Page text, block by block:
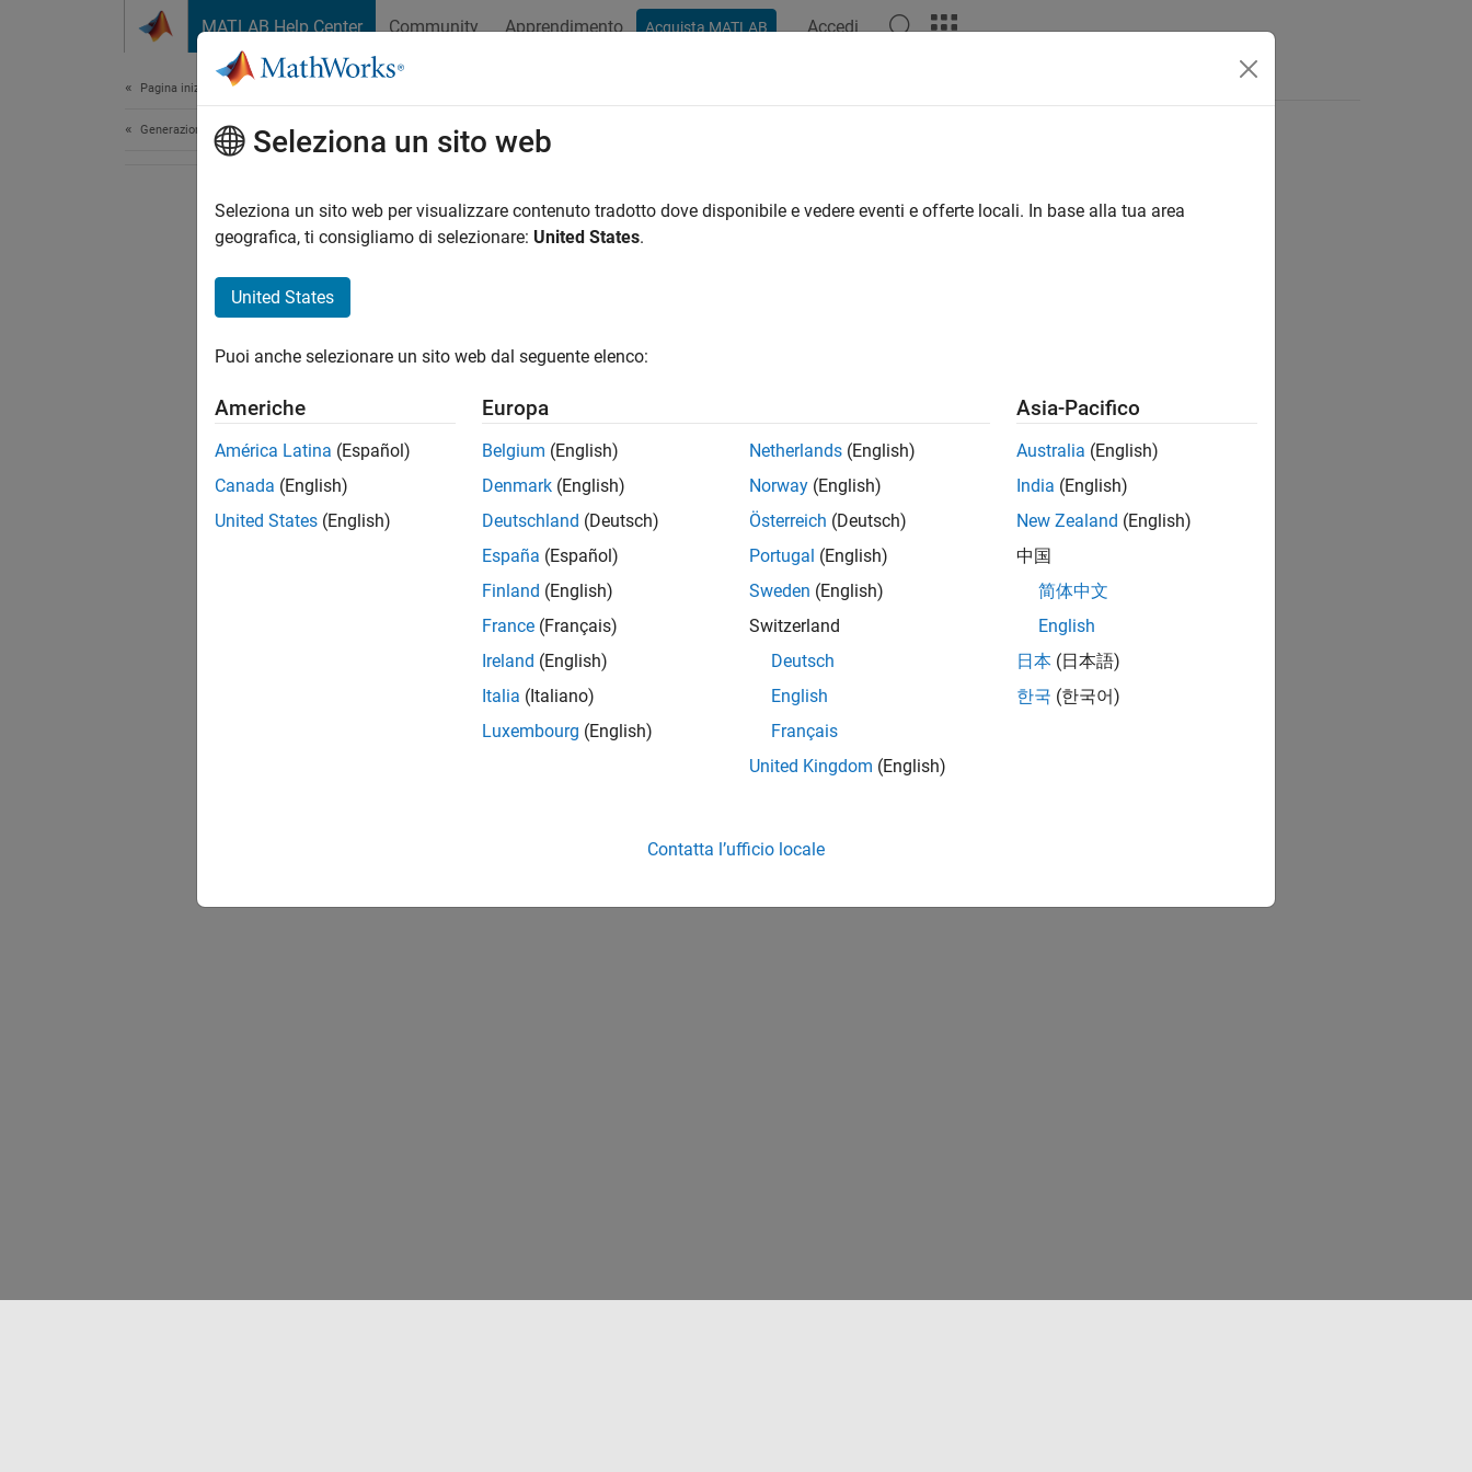
MATLAB Help Center Community Apprendimento Acquista MATLAB Accedi
Pagina iniziale della documentazione
Generazione di codiceSeleziona un sito web
Seleziona un sito web per visualizzare contenuto tradotto dove disponibile e vedere eventi e offerte locali. In base alla tua area
geografica, ti consigliamo di selezionare: United States.
United States
Puoi anche selezionare un sito web dal seguente elenco:
Americhe
América Latina (Español)
Canada (English)
United States (English)
Europa
Belgium (English)
Denmark (English)
Deutschland (Deutsch)
España (Español)
Finland (English)
France (Français)
Ireland (English)
Italia (Italiano)
Luxembourg (English)
Netherlands (English)
Norway (English)
Österreich (Deutsch)
Portugal (English)
Sweden (English)
Switzerland
Deutsch
English
Français
United Kingdom (English)
Asia-Pacifico
Australia (English)
India (English)
New Zealand (English)
中国
简体中文
English
日本 (日本語)
한국 (한국어)
Contatta l’ufficio locale